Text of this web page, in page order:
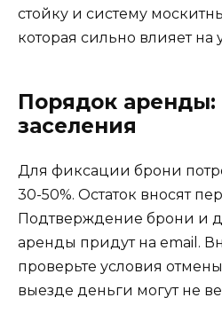
стойку и систему
которая сильно влияет на
Порядок аренды:
заселения
Для фиксации брони
30-50%. Остаток вносят
Подтверждение брони и
аренды придут на email.
проверьте условия
выезде деньги могут не